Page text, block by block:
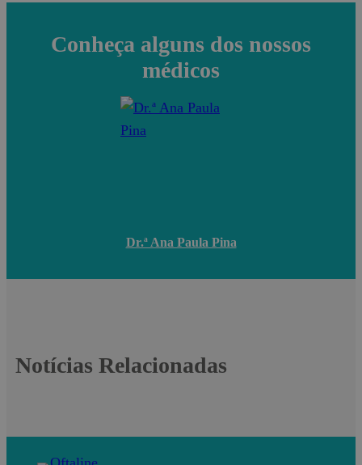
Conheça alguns dos nossos
médicos
Dr.ª Ana Paula Pina
Notícias Relacionadas